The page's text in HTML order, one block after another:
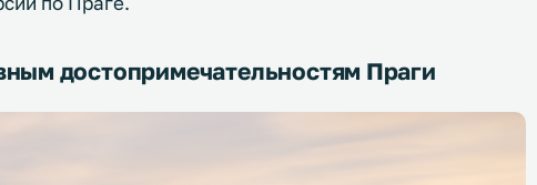
достопримечательностям Праги